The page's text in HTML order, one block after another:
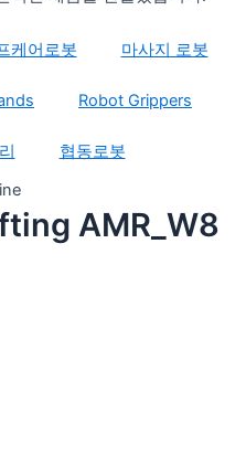
케어로봇 마사지 로봇
Robot Grippers
협동로봇
AMR_W8